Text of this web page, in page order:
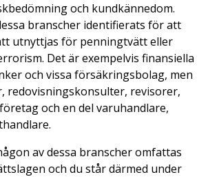
och kundkännedom.
branscher identifierats för att
utnyttjas för penningtvätt eller
Det är exempelvis finansiella
och vissa försäkringsbolag, men
redovisningskonsulter, revisorer,
och en del varuhandlare,
av dessa branscher omfattas
och du står därmed under